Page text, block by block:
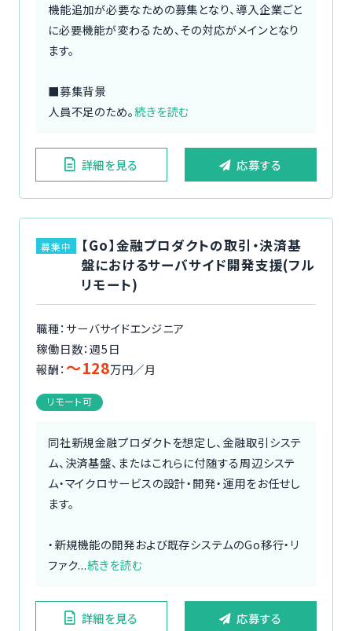
機能追加が必要なための募集となり、導入企業ごと
に必要機能が変わるため、その対応がメインとなり
ます。
■募集背景
人員不足のため。続きを読む
詳細を見る 応募する
募集中
【Go】金融プロダクトの取引・決済基
盤におけるサーバサイド開発支援(フル
リモート)
職種：サーバサイドエンジニア
稼働日数：週5日
報酬： 〜128万円／月
リモート可
同社新規金融プロダクトを想定し、金融取引システ
ム、決済基盤、またはこれらに付随する周辺システ
ム・マイクロサービスの設計・開発・運用をお任せし
ます。
・新規機能の開発および既存システムのGo移行・リ
ファク...続きを読む
詳細を見る 応募する